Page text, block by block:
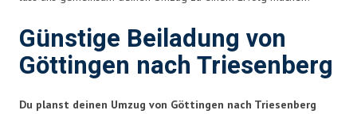
Günstige Beiladung von
Göttingen nach Triesenberg
Du planst deinen Umzug von Göttingen nach Triesenberg